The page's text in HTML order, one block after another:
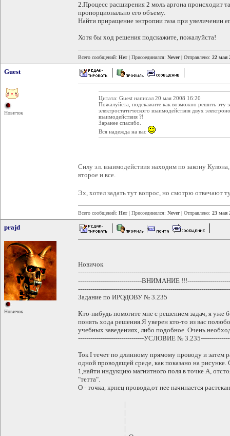
2.Процесс расширения 2 моль аргона происходит
пропорционально его объему.
Найти приращение энтропии газа при увеличении
Хотя бы ход решения подскажите, пожалуйста!
Всего сообщений: Нет | Присоединился: Never| Отправлено: 22 мая
Guest
Новичок
Цитата: Guest написал 20 мая 2008 16:20
Пожалуйста, подскажите как возможно решить эту
электростатического взаимодействия двух
взаимодействия ?!
Заранее спасибо.
Вся надежда на вас
Силу эл. взаимодействия находим по закону
второе и все.
Эх, хотел задать тут вопрос, но смотрю отвечают
Всего сообщений: Нет | Присоединился: Never| Отправлено: 23 мая
prajd
Новичок
Новичок
-------------------------------ВНИМАНИЕ
Задание по ИРОДОВУ № 3.235
Кто-нибудь помогите мне с решением задач, я уже
понять хода решения.Я уверен кто-то из вас
учебных заведениях, либо подобное. Очень
--------------------------------УСЛОВИЕ №
Ток I течет по длинному прямому проводу и затем
одной проводящей среде, как показано на
1,найти индукцию магнитного поля в точке А,
"тетта".
О - точка, крнец провода,от нее начинается
|
|
|
|